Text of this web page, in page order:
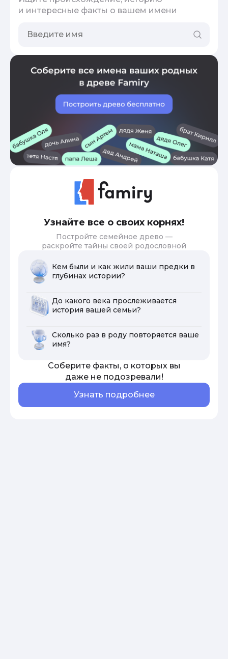
и интересные факты о вашем имени
Узнайте все о своих корнях!
Постройте семейное древо —
раскройте тайны своей родословной
Кем были и как жили ваши предки в
глубинах истории?
До какого века прослеживается
история вашей семьи?
Сколько раз в роду повторяется ваше
имя?
Соберите факты, о которых вы
даже не подозревали!
Узнать подробнее